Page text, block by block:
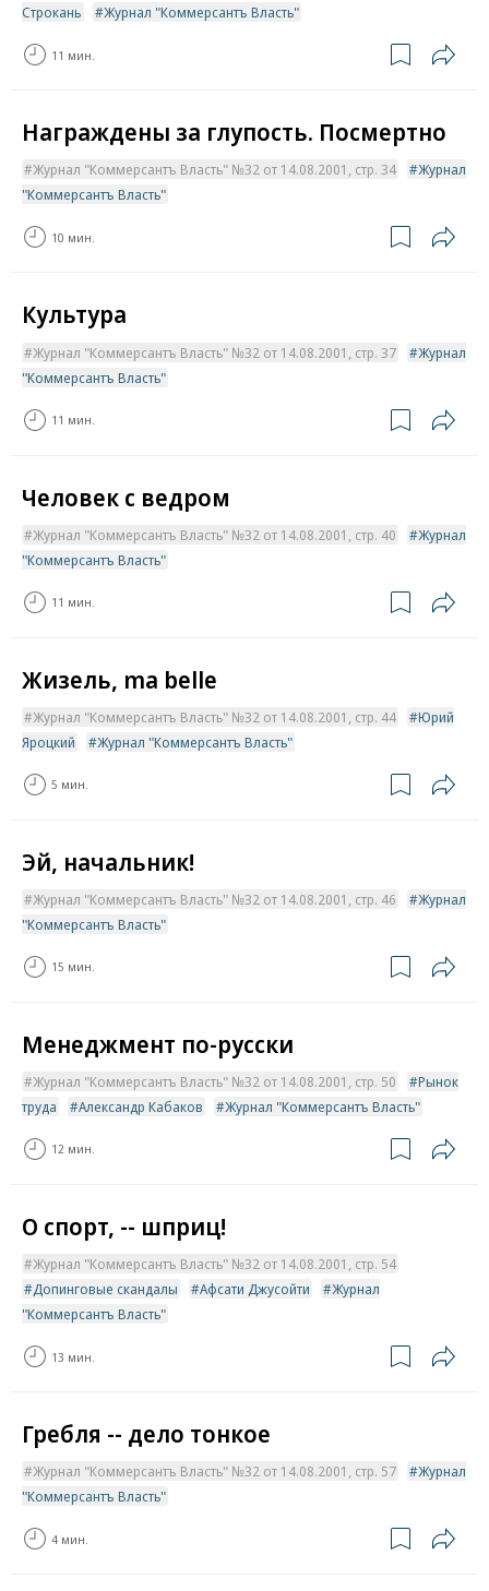
Строкань Журнал "Коммерсантъ Власть"
11 мин.
Награждены за глупость. Посмертно
Журнал "Коммерсантъ Власть" №32 от 14.08.2001, стр. 34
Журнал
"Коммерсантъ Власть"
10 мин.
Культура
Журнал "Коммерсантъ Власть" №32 от 14.08.2001, стр. 37
Журнал
"Коммерсантъ Власть"
11 мин.
Человек с ведром
Журнал "Коммерсантъ Власть" №32 от 14.08.2001, стр. 40
Журнал
"Коммерсантъ Власть"
11 мин.
Жизель, ma belle
Журнал "Коммерсантъ Власть" №32 от 14.08.2001, стр. 44
Юрий
Яроцкий
Журнал "Коммерсантъ Власть"
5 мин.
Эй, начальник!
Журнал "Коммерсантъ Власть" №32 от 14.08.2001, стр. 46
Журнал
"Коммерсантъ Власть"
15 мин.
Менеджмент по-русски
Журнал "Коммерсантъ Власть" №32 от 14.08.2001, стр. 50
Рынок
труда
Александр Кабаков Журнал "Коммерсантъ Власть"
12 мин.
О спорт, -- шприц!
Журнал "Коммерсантъ Власть" №32 от 14.08.2001, стр. 54
Допинговые скандалы
Афсати Джусойти
Журнал
"Коммерсантъ Власть"
13 мин.
Гребля -- дело тонкое
Журнал "Коммерсантъ Власть" №32 от 14.08.2001, стр. 57
Журнал
"Коммерсантъ Власть"
4 мин.